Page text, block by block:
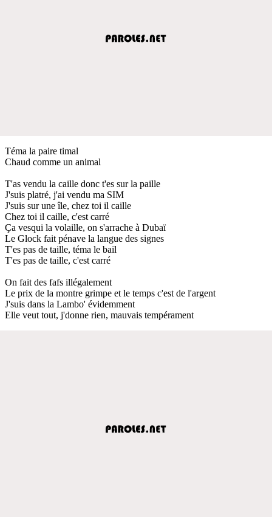
Téma la paire timal
Chaud comme un animal
T'as vendu la caille donc t'es sur la paille
J'suis platré, j'ai vendu ma SIM
J'suis sur une île, chez toi il caille
Chez toi il caille, c'est carré
Ça vesqui la volaille, on s'arrache à Dubaï
Le Glock fait pénave la langue des signes
T'es pas de taille, téma le bail
T'es pas de taille, c'est carré
On fait des fafs illégalement
Le prix de la montre grimpe et le temps c'est de l'argent
J'suis dans la Lambo' évidemment
Elle veut tout, j'donne rien, mauvais tempérament